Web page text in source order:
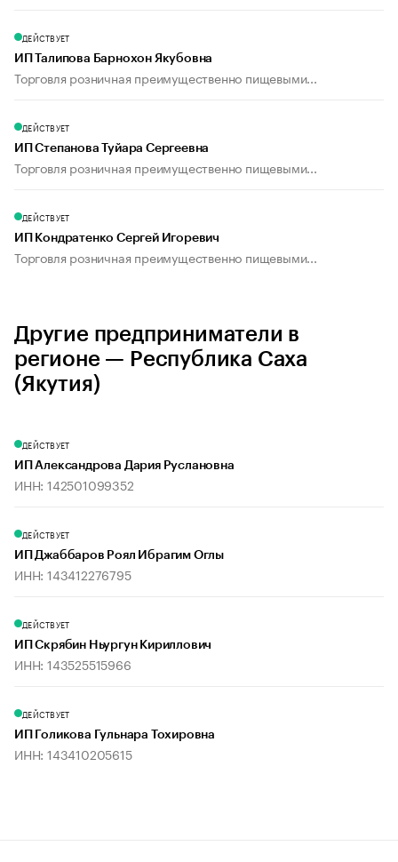
ДЕЙСТВУЕТ
ИП Талипова Барнохон Якубовна
Торговля розничная преимущественно пищевыми...
ДЕЙСТВУЕТ
ИП Степанова Туйара Сергеевна
Торговля розничная преимущественно пищевыми...
ДЕЙСТВУЕТ
ИП Кондратенко Сергей Игоревич
Торговля розничная преимущественно пищевыми...
Другие предприниматели в
регионе — Республика Саха
(Якутия)
ДЕЙСТВУЕТ
ИП Александрова Дария Руслановна
ИНН: 142501099352
ДЕЙСТВУЕТ
ИП Джаббаров Роял Ибрагим Оглы
ИНН: 143412276795
ДЕЙСТВУЕТ
ИП Скрябин Ньургун Кириллович
ИНН: 143525515966
ДЕЙСТВУЕТ
ИП Голикова Гульнара Тохировна
ИНН: 143410205615